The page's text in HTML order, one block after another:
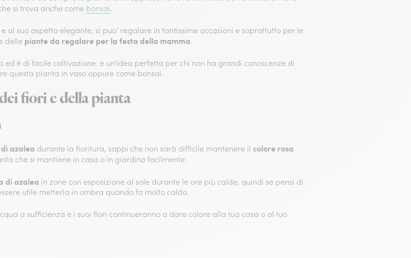
si trova anche come bonsai.
al suo aspetto elegante, si puo’ regalare in tantissime occasioni e soprattutto per le
delle piante da regalare per la festa della mamma.
è di facile coltivazione: è un'idea perfetta per chi non ha grandi conoscenze di
questa pianta in vaso oppure come bonsai.
fiori e della pianta
azalea durante la fioritura, sappi che non sarà difficile mantenere il colore rosa
che si mantiene in casa o in giardino facilmente.
di azalea in zone con esposizione al sole durante le ore più calde, quindi se pensi di
utile metterla in ombra quando fa molto caldo.
a sufficienza e i suoi fiori continueranno a dare colore alla tua casa o al tuo